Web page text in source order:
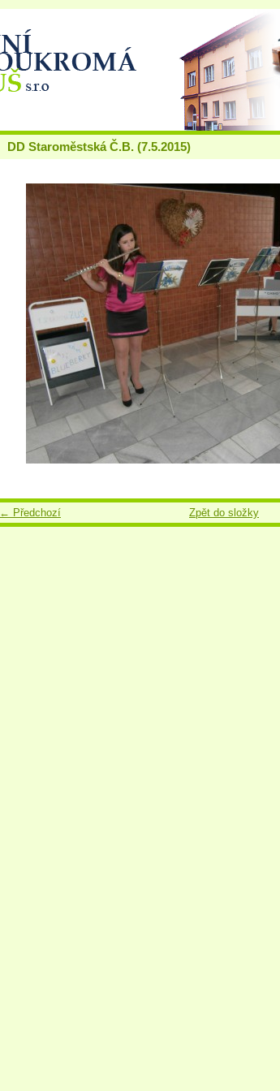
DD Staroměstská Č.B. (7.5.2015)
← Předchozí Zpět do složky